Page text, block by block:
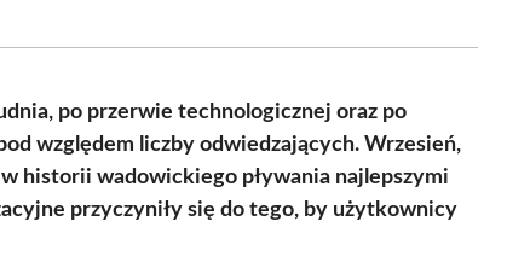
(Twitter)
po przerwie technologicznej oraz po
względem liczby odwiedzających. Wrzesień,
historii wadowickiego pływania najlepszymi
przyczyniły się do tego, by użytkownicy